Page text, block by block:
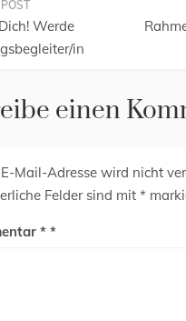
Werde
in
einen
Mail-Adresse wird nicht
Felder sind mit *
*